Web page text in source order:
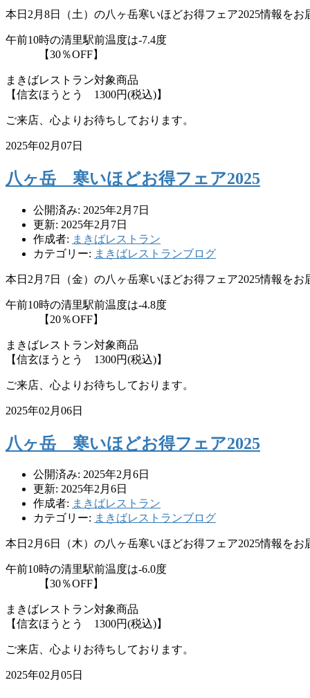
本日2月8日（土）の八ヶ岳寒いほどお得フェア2025情報をお
午前10時の清里駅前温度は-7.4度
【30％OFF】
まきばレストラン対象商品
【信玄ほうとう 1300円(税込)】
ご来店、心よりお待ちしております。
2025年02月07日
八ヶ岳 寒いほどお得フェア2025
公開済み: 2025年2月7日
更新: 2025年2月7日
作成者: まきばレストラン
カテゴリー: まきばレストランブログ
本日2月7日（金）の八ヶ岳寒いほどお得フェア2025情報をお
午前10時の清里駅前温度は-4.8度
【20％OFF】
まきばレストラン対象商品
【信玄ほうとう 1300円(税込)】
ご来店、心よりお待ちしております。
2025年02月06日
八ヶ岳 寒いほどお得フェア2025
公開済み: 2025年2月6日
更新: 2025年2月6日
作成者: まきばレストラン
カテゴリー: まきばレストランブログ
本日2月6日（木）の八ヶ岳寒いほどお得フェア2025情報をお
午前10時の清里駅前温度は-6.0度
【30％OFF】
まきばレストラン対象商品
【信玄ほうとう 1300円(税込)】
ご来店、心よりお待ちしております。
2025年02月05日